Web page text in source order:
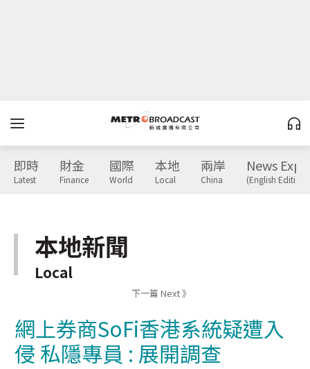
即時
Latest
財金
Finance
國際
World
本地
Local
兩岸
China
News
(English Edition)
本地新聞
Local
下一篇 Next 》
網上券商SoFi香港系統疑遭入
侵 私隱專員 : 展開調查